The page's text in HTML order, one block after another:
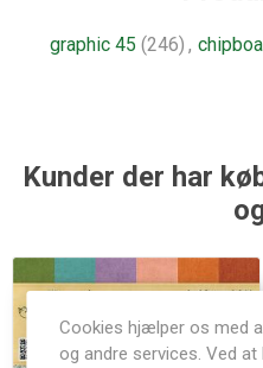
graphic 45 (246) ,
Kunder der har
Cookies hjælper os med
og andre services. Ved